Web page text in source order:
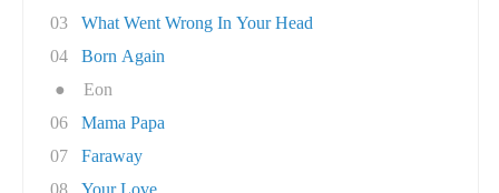
03
What Went Wrong In Your Head
04
Born Again
●
Eon
06
Mama Papa
07
Faraway
08
Your Love